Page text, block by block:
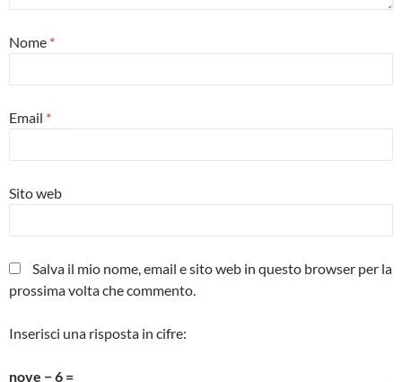
Nome *
Email *
Sito web
Salva il mio nome, email e sito web in questo browser per la
prossima volta che commento.
Inserisci una risposta in cifre:
nove − 6 =